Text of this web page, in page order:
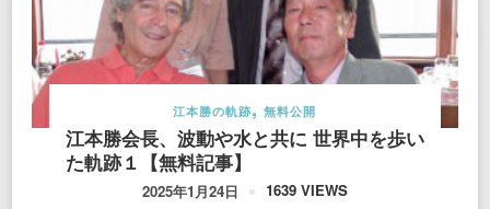
江本勝の軌跡 無料公開
江本勝会長、波動や水と共に 世界中を歩い
た軌跡１【無料記事】
2025年1月24日 1639 VIEWS